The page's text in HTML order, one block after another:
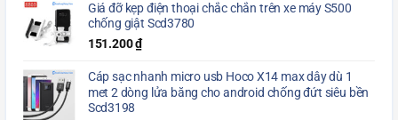
Giá đỡ kẹp điện thoại chắc chắn trên xe máy S500
chống giật Scd3780
151.200₫
Cáp sạc nhanh micro usb Hoco X14 max dây dù 1
met 2 dòng lửa băng cho android chống đứt siêu bền
Scd3198